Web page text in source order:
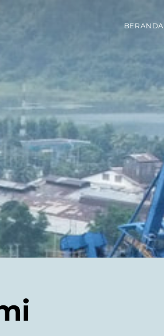
BERANDA